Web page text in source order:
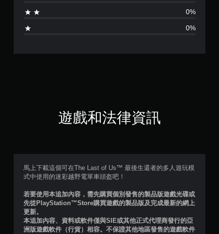
5
星
星
，
共
0%
0%
遊戲和法律資訊
馬上下載這個可在The Last of Us™ 最後生還者的多人遊玩模
式中使用的迷彩越野電單車頭盔吧！
若要使用本追加內容，需先購買個別發售的製品版遊戲光碟或
先從PlayStation™Store購買遊戲的製品版及完成最新的網上
更新。
本追加內容、資料或軟件僅與SIE或其他正式代理商發行的亞
洲版遊戲軟件（行貨）相容。不保證其他地區發售的遊戲軟件